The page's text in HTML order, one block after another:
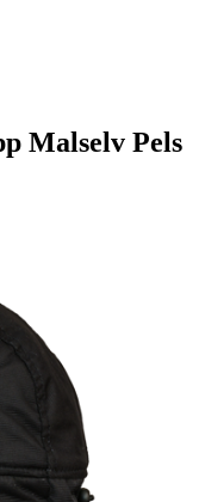
Malselv Pels